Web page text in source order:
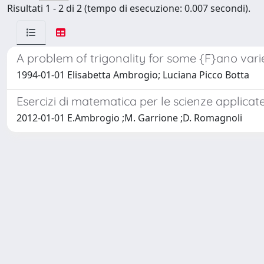
Risultati 1 - 2 di 2 (tempo di esecuzione: 0.007 secondi).
A problem of trigonality for some {F}ano
1994-01-01 Elisabetta Ambrogio; Luciana Picco Botta
Esercizi di matematica per le scienze
2012-01-01 E.Ambrogio ;M. Garrione ;D. Romagnoli